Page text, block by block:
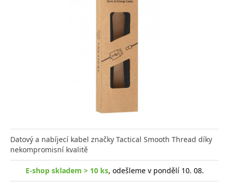
Datový a nabíjecí kabel značky Tactical Smooth Thread díky
nekompromisní kvalitě
E-shop skladem > 10 ks, odešleme v pondělí 10. 08.